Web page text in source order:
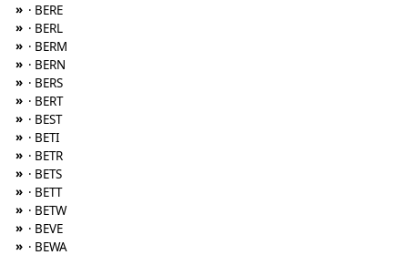
» · BERE
» · BERL
» · BERM
» · BERN
» · BERS
» · BERT
» · BEST
» · BETI
» · BETR
» · BETS
» · BETT
» · BETW
» · BEVE
» · BEWA